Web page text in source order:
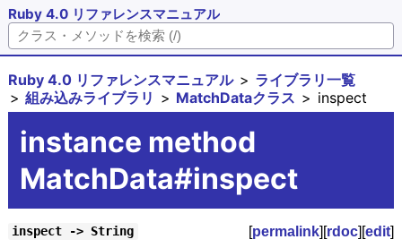
Ruby 4.0 リファレンスマニュアル
Ruby 4.0 リファレンスマニュアル
ライブラリ一覧
組み込みライブラリ
MatchDataクラス inspect
instance method
MatchData#inspect
inspect -> String [permalink][rdoc][edit]